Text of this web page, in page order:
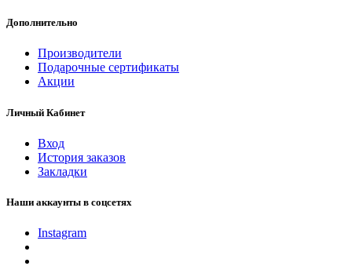
Дополнительно
Производители
Подарочные сертификаты
Акции
Личный Кабинет
Вход
История заказов
Закладки
Наши аккаунты в соцсетях
Instagram